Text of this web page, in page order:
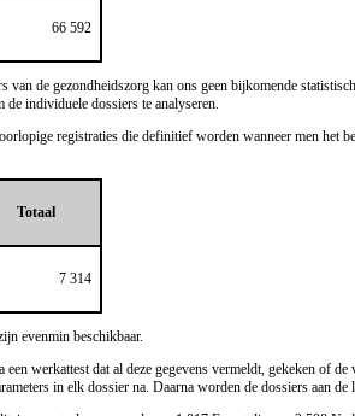
66 592
van de gezondheidszorg kan ons geen bijkomende
de individuele dossiers te analyseren.
registraties die definitief worden wanneer men het
Totaal
7 314
evenmin beschikbaar.
werkattest dat al deze gegevens vermeldt, gekeken of
in elk dossier na. Daarna worden de dossiers aan